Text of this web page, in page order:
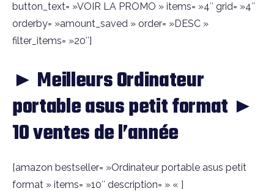
button_text= »VOIR LA PROMO » items= »4″ grid= »4″
orderby= »amount_saved » order= »DESC »
filter_items= »20″]
► Meilleurs Ordinateur
portable asus petit format ►
10 ventes de l’année
[amazon bestseller= »Ordinateur portable asus petit
format » items= »10″ description= » « ]